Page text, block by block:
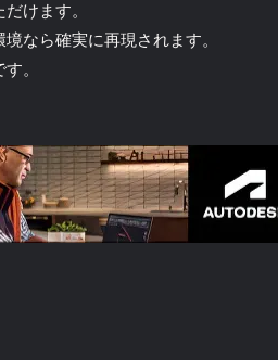
けます。
なら確実に再現されます。
。